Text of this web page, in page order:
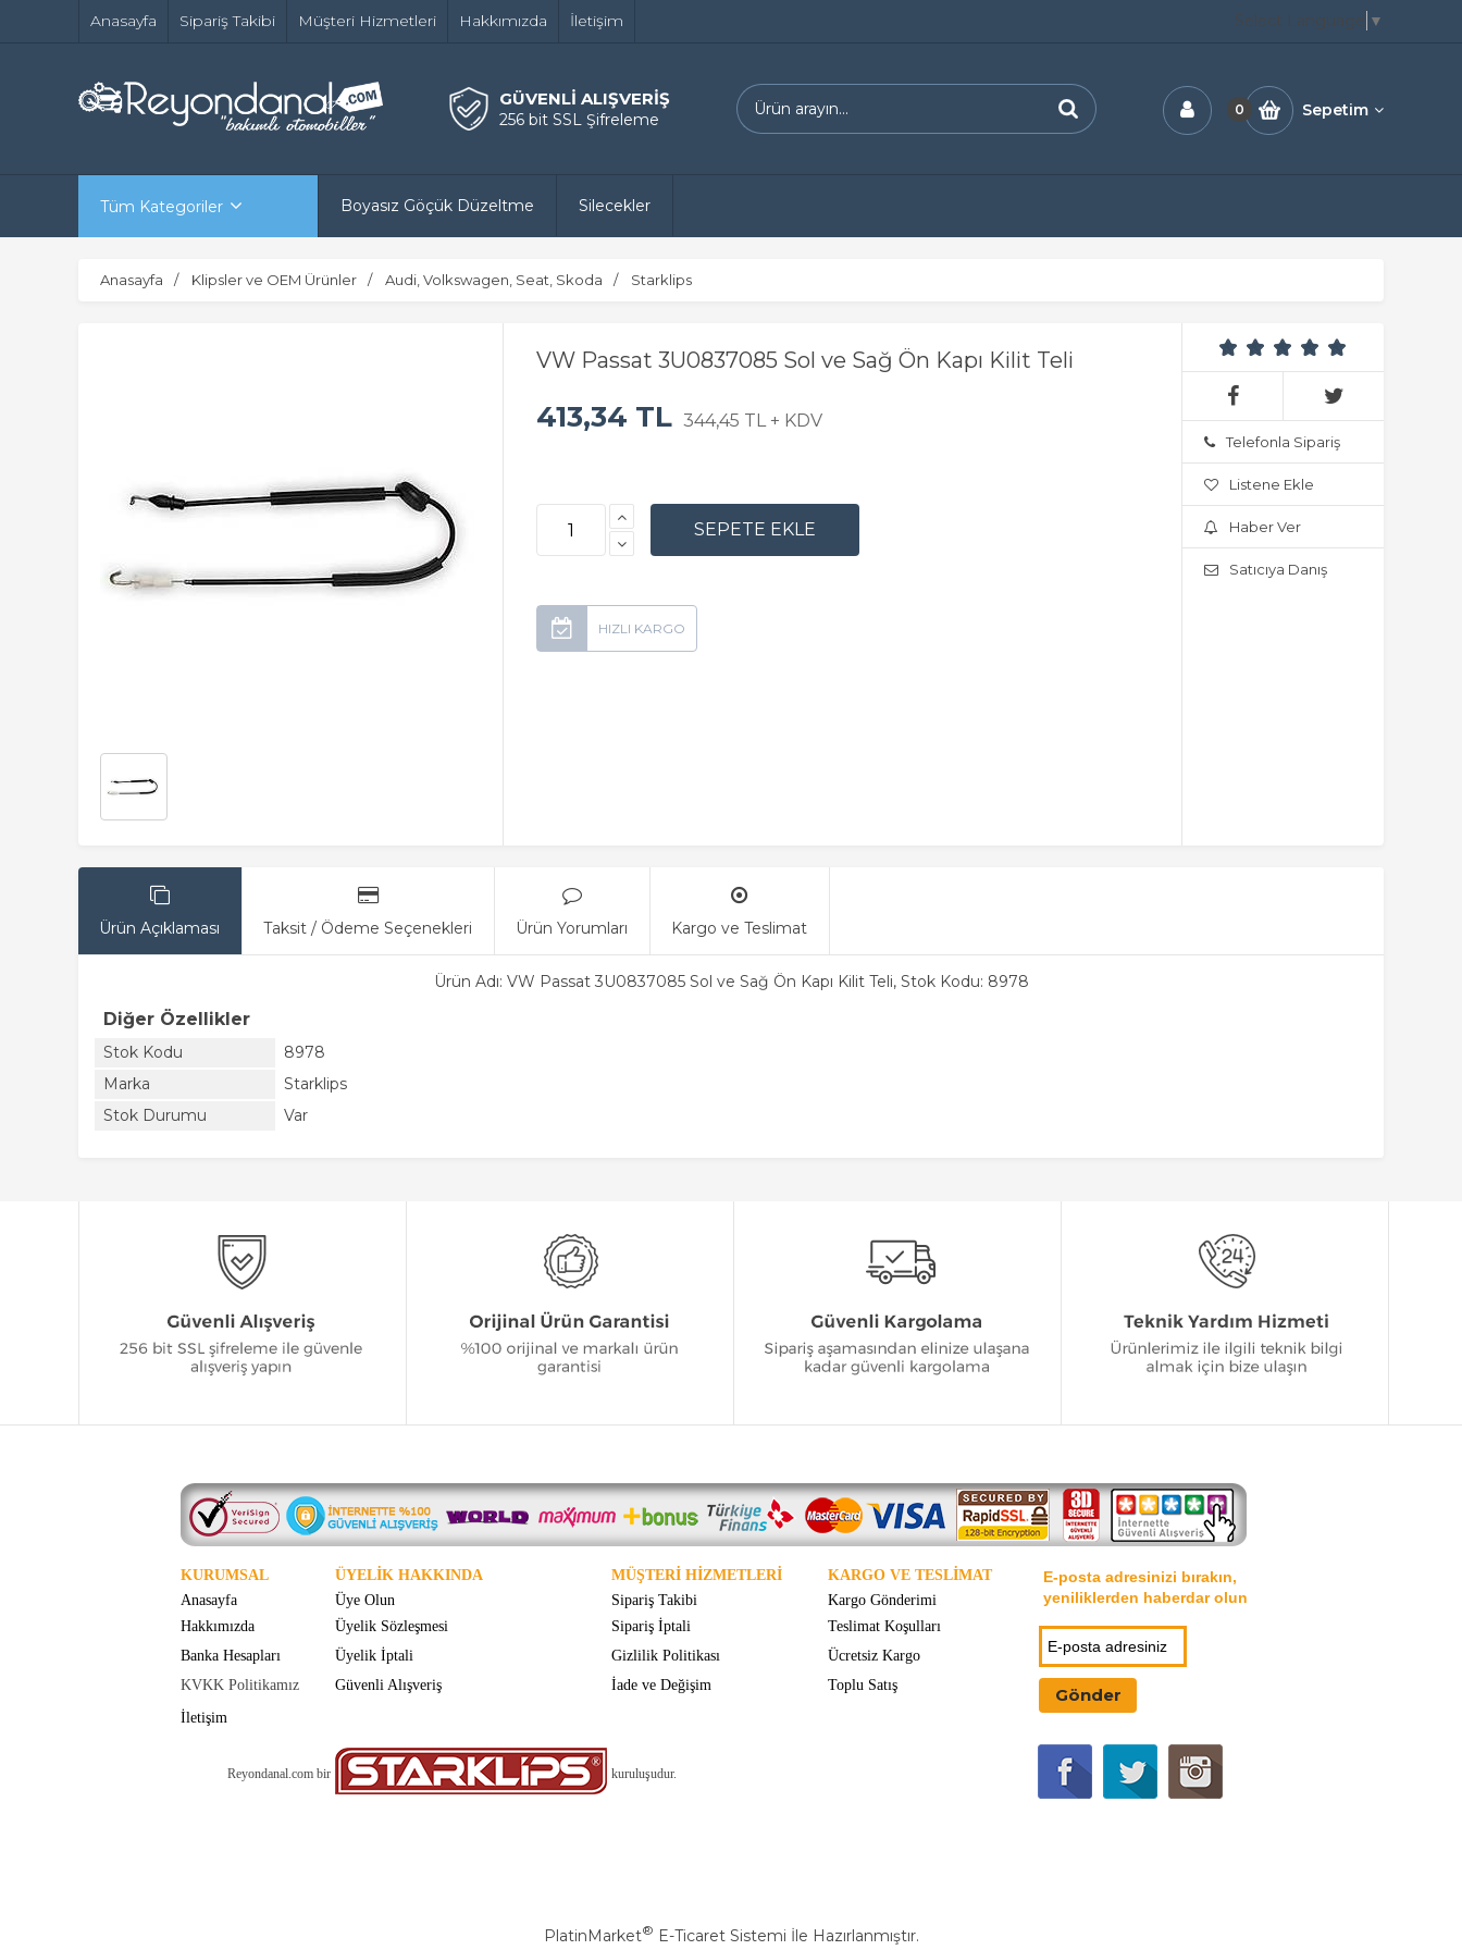
Anasayfa Sipariş Takibi Müşteri Hizmetleri Hakkımızda İletişim Select Language ▼
GÜVENLİ ALIŞVERİŞ
256 bit SSL Şifreleme
0 Sepetim
Tüm Kategoriler Boyasız Göçük Düzeltme Silecekler
Anasayfa Klipsler ve OEM Ürünler Audi, Volkswagen, Seat, Skoda Starklips
VW Passat 3U0837085 Sol ve Sağ Ön Kapı Kilit Teli
413,34 TL 344,45 TL + KDV
Telefonla Sipariş
Listene Ekle
Haber Ver
Satıcıya Danış
Ürün Açıklaması Taksit / Ödeme Seçenekleri Ürün Yorumları Kargo ve Teslimat
Ürün Adı: VW Passat 3U0837085 Sol ve Sağ Ön Kapı Kilit Teli, Stok Kodu: 8978
Diğer Özellikler
Stok Kodu
8978
Marka
Starklips
Stok Durumu
Var
KURUMSAL ÜYELİK HAKKINDA MÜŞTERİ HİZMETLERİ KARGO VE TESLİMAT
E-posta adresinizi bırakın,
yeniliklerden haberdar olun
Anasayfa Üye Olun Sipariş Takibi
Kargo Gönderimi
Hakkımızda
Üyelik Sözleşmesi Sipariş İptali
Teslimat Koşulları
Banka Hesapları
Üyelik İptali Gizlilik Politikası
Ücretsiz Kargo
KVKK Politikamız
Güvenli Alışveriş İade ve Değişim
Toplu Satış
İletişim
Reyondanal.com bir kuruluşudur.
PlatinMarket® E-Ticaret Sistemi İle Hazırlanmıştır.